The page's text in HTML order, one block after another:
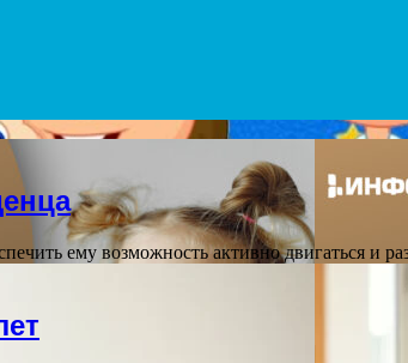
ему возможность активно двигаться и